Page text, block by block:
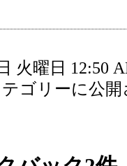
火曜日 12:50
テゴリーに公